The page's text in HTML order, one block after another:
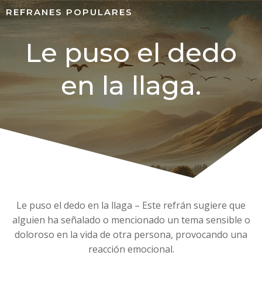
REFRANES POPULARES
Le puso el dedo
en la llaga.
Le puso el dedo en la llaga – Este refrán sugiere que
alguien ha señalado o mencionado un tema sensible o
doloroso en la vida de otra persona, provocando una
reacción emocional.